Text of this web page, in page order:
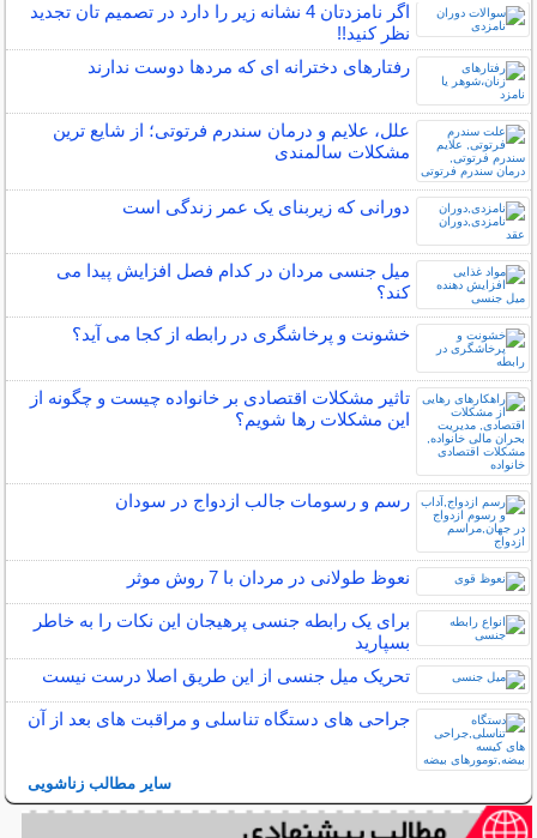
اگر نامزدتان 4 نشانه زیر را دارد در تصمیم تان تجدید
نظر کنید!!
رفتارهای دخترانه ای که مردها دوست ندارند
علل، علایم و درمان سندرم فرتوتی؛ از شایع ترین
مشکلات سالمندی
دورانی که زیربنای یک عمر زندگی‌ است
میل جنسی مردان در کدام فصل افزایش پیدا می
کند؟
خشونت و پرخاشگری در رابطه از کجا می آید؟
تاثیر مشکلات اقتصادی بر خانواده چیست و چگونه از
این مشکلات رها شویم؟
رسم و رسومات جالب ازدواج در سودان
نعوظ طولانی در مردان با 7 روش موثر
برای یک رابطه جنسی پرهیجان این نکات را به خاطر
بسپارید
تحریک میل جنسی از این طریق اصلا درست نیست
جراحی های دستگاه تناسلی و مراقبت های بعد از آن
سایر مطالب زناشویی